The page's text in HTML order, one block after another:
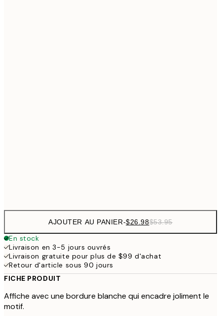
AJOUTER AU PANIER-$26.98$53.95
En stock
Livraison en 3-5 jours ouvrés
Livraison gratuite pour plus de $99 d'achat
Retour d'article sous 90 jours
FICHE PRODUIT
Affiche avec une bordure blanche qui encadre joliment le
motif.